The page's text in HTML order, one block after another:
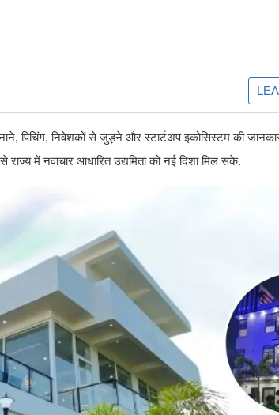
पिचिंग, निवेशकों से जुड़ने और स्टार्टअप इकोसिस्टम की
में नवाचार आधारित उद्यमिता को नई दिशा मिल सके.